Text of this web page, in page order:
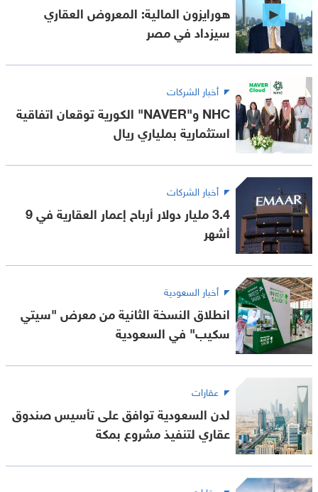
هورايزون المالية: المعروض العقاري
سيزداد في مصر
أخبار الشركات
NHC و"NAVER" الكورية توقعان اتفاقية
استثمارية بملياري ريال
أخبار الشركات
3.4 مليار دولار أرباح إعمار العقارية في 9
أشهر
أخبار السعودية
انطلاق النسخة الثانية من معرض "سيتي
سكيب" في السعودية
عقارات
لدن السعودية توافق على تأسيس صندوق
عقاري لتنفيذ مشروع بمكة